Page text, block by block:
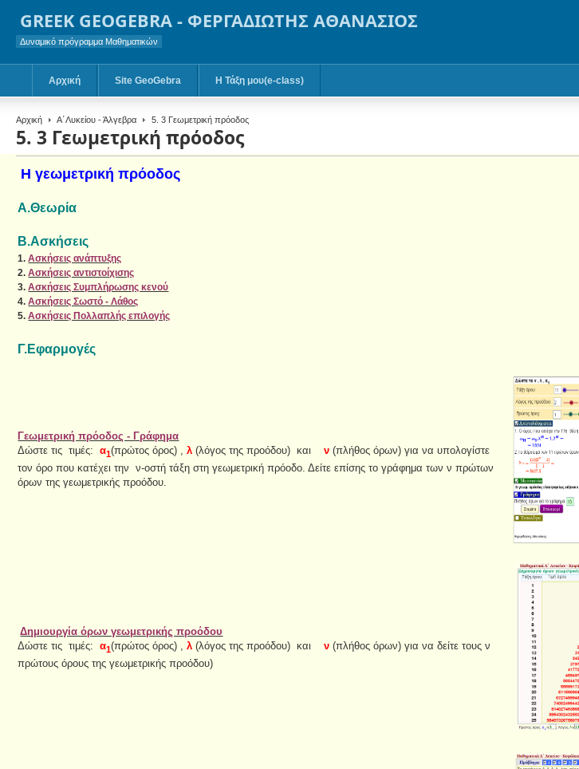
GREEK GEOGEBRA - ΦΕΡΓΑΔΙΩΤΗΣ ΑΘΑΝΑΣΙΟΣ
Δυναμικό πρόγραμμα Μαθηματικών
Αρχική Site GeoGebra Η Τάξη μου(e-class)
Αρχική Α΄Λυκείου - Άλγεβρα 5. 3 Γεωμετρική πρόοδος
5. 3 Γεωμετρική πρόοδος
Η γεωμετρική πρόοδος
Α.Θεωρία
B.Ασκήσεις
1.Ασκήσεις ανάπτυξης
2.Ασκήσεις αντιστοίχισης
3.Ασκήσεις Συμπλήρωσης κενού
4.Ασκήσεις Σωστό - Λάθος
5.Ασκήσεις Πολλαπλής επιλογής
Γ.Εφαρμογές
Γεωμετρική πρόοδος - Γράφημα
Δώστε τις τιμές:α1(πρώτος όρος) ,λ (λόγος της προόδου) καιν (πλήθος όρων) για να υπολογίστε
τον όρο που κατέχει την ν-οστή τάξη στη γεωμετρική πρόοδο. Δείτε επίσης το γράφημα των ν πρώτων
όρων της γεωμετρικής προόδου.
Δημιουργία όρων γεωμετρικής προόδου
Δώστε τις τιμές:α1(πρώτος όρος) ,λ (λόγος της προόδου) καιν (πλήθος όρων) για να δείτε τους ν
πρώτους όρους της γεωμετρικής προόδου)